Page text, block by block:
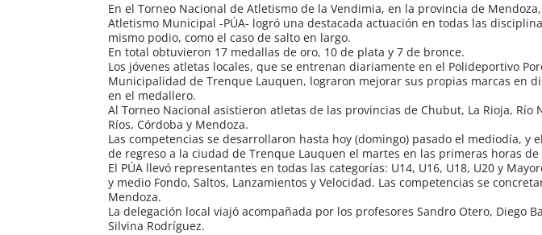
En el Torneo Nacional de Atletismo de la Vendimia, en la provincia de
Atletismo Municipal -PÚA- logró una destacada actuación en todas las
mismo podio, como el caso de salto en largo.
En total obtuvieron 17 medallas de oro, 10 de plata y 7 de bronce.
Los jóvenes atletas locales, que se entrenan diariamente en el Polideportivo
Municipalidad de Trenque Lauquen, lograron mejorar sus propias marcas en
en el medallero.
Al Torneo Nacional asistieron atletas de las provincias de Chubut, La Rioja, Río
Ríos, Córdoba y Mendoza.
Las competencias se desarrollaron hasta hoy (domingo) pasado el mediodía, y
de regreso a la ciudad de Trenque Lauquen el martes en las primeras horas
El PÚA llevó representantes en todas las categorías: U14, U16, U18, U20 y
y medio Fondo, Saltos, Lanzamientos y Velocidad. Las competencias se
Mendoza.
La delegación local viajó acompañada por los profesores Sandro Otero, Diego
Silvina Rodríguez.